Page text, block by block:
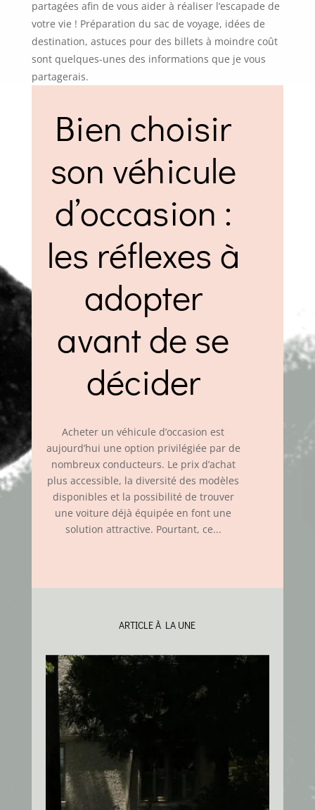
partagées afin de vous aider à réaliser l’escapade de
votre vie ! Préparation du sac de voyage, idées de
destination, astuces pour des billets à moindre coût
sont quelques-unes des informations que je vous
partagerais.
Bien choisir
son véhicule
d’occasion :
les réflexes à
adopter
avant de se
décider
Acheter un véhicule d’occasion est
aujourd’hui une option privilégiée par de
nombreux conducteurs. Le prix d’achat
plus accessible, la diversité des modèles
disponibles et la possibilité de trouver
une voiture déjà équipée en font une
solution attractive. Pourtant, ce...
ARTICLE À LA UNE